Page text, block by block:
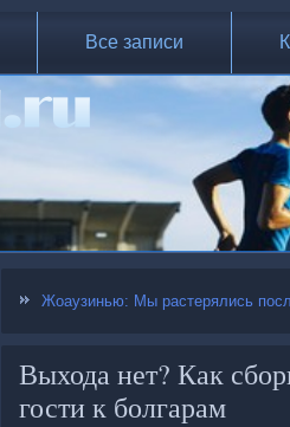
Все записи
Жоаузинью: Мы растерялись
Выхода нет? Как
гости к болгарам